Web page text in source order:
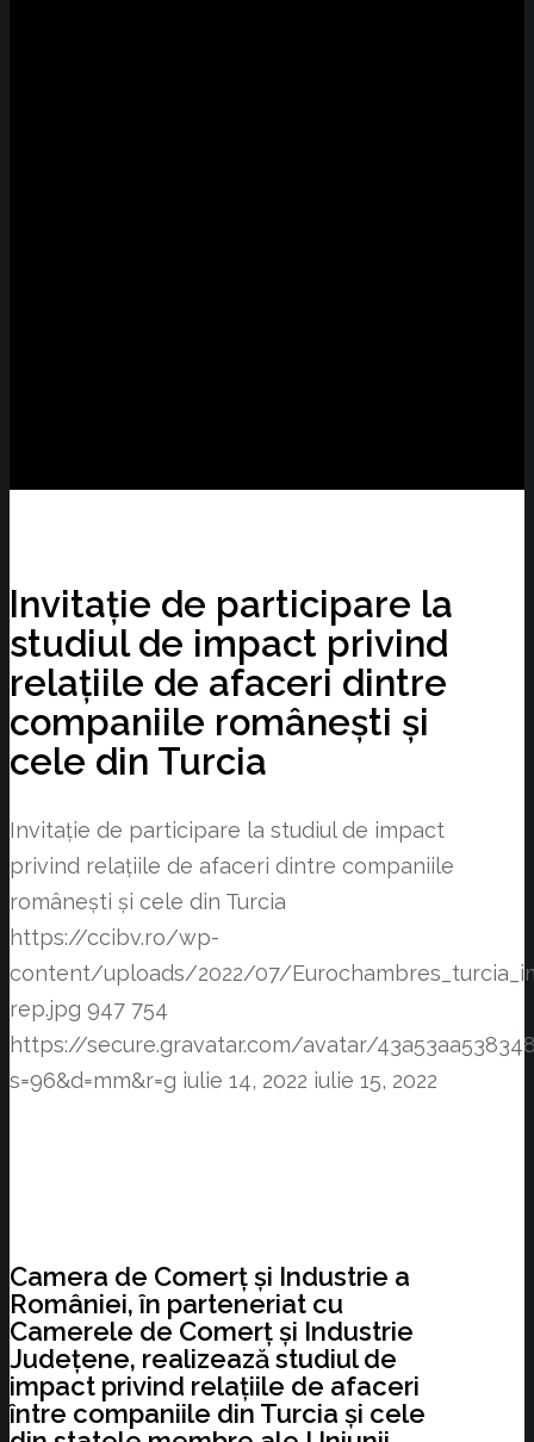
Invitație de participare la
studiul de impact privind
relațiile de afaceri dintre
companiile românești și
cele din Turcia
Invitație de participare la studiul de impact
privind relațiile de afaceri dintre companiile
românești și cele din Turcia
https://ccibv.ro/wp-
content/uploads/2022/07/
rep.jpg 947 754
https://secure.gravatar.com/avatar/
s=96&d=mm&r=g iulie 14, 2022 iulie 15, 2022
Camera de Comerț și Industrie a
României, în parteneriat cu
Camerele de Comerț și Industrie
Județene, realizează studiul de
impact privind relațiile de afaceri
între companiile din Turcia și cele